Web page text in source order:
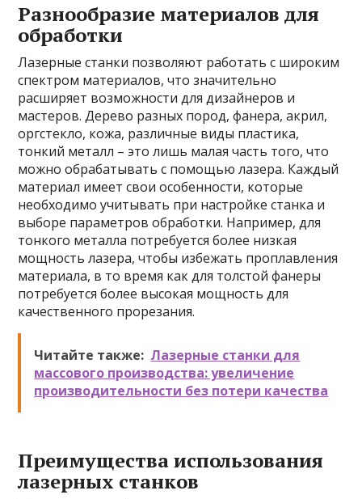
Разнообразие материалов для
обработки
Лазерные станки позволяют работать с широким
спектром материалов, что значительно
расширяет возможности для дизайнеров и
мастеров. Дерево разных пород, фанера, акрил,
оргстекло, кожа, различные виды пластика,
тонкий металл – это лишь малая часть того, что
можно обрабатывать с помощью лазера. Каждый
материал имеет свои особенности, которые
необходимо учитывать при настройке станка и
выборе параметров обработки. Например, для
тонкого металла потребуется более низкая
мощность лазера, чтобы избежать проплавления
материала, в то время как для толстой фанеры
потребуется более высокая мощность для
качественного прорезания.
Читайте также: Лазерные станки для
массового производства: увеличение
производительности без потери качества
Преимущества использования
лазерных станков